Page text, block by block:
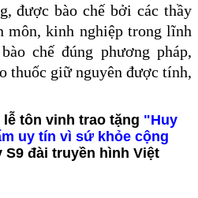
được bào chế bởi các thầy
môn, kinh nghiệp trong lĩnh
chế đúng phương pháp,
thuốc giữ nguyên được tính,
tôn vinh trao tặng "Huy
uy tín vì sứ khỏe cộng
đài truyền hình Việt